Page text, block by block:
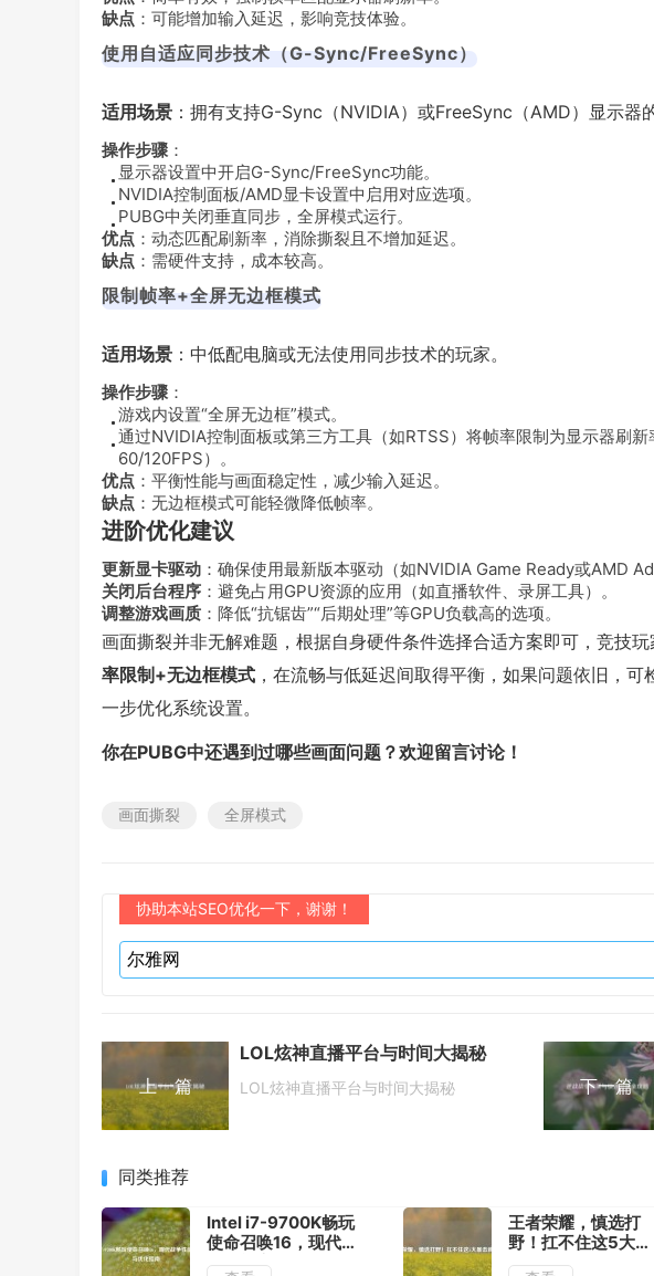
缺点 ：可能增加输入延迟，影响竞技体验。
使用自适应同步技术（G-Sync/FreeSync）
适用场景 ：拥有支持G-Sync（NVIDIA）或FreeSync（AMD）显示器
操作步骤 ：
显示器设置中开启G-Sync/FreeSync功能。
NVIDIA控制面板/AMD显卡设置中启用对应选项。
PUBG中关闭垂直同步，全屏模式运行。
优点 ：动态匹配刷新率，消除撕裂且不增加延迟。
缺点 ：需硬件支持，成本较高。
限制帧率+全屏无边框模式
适用场景 ：中低配电脑或无法使用同步技术的玩家。
操作步骤 ：
游戏内设置“全屏无边框”模式。
通过NVIDIA控制面板或第三方工具（如RTSS）将帧率限制为显示器刷
60/120FPS）。
优点 ：平衡性能与画面稳定性，减少输入延迟。
缺点 ：无边框模式可能轻微降低帧率。
进阶优化建议
更新显卡驱动 ：确保使用最新版本驱动（如NVIDIA Game Ready或AMD
关闭后台程序 ：避免占用GPU资源的应用（如直播软件、录屏工具）。
调整游戏画质 ：降低“抗锯齿”“后期处理”等GPU负载高的选项。
画面撕裂并非无解难题，根据自身硬件条件选择合适方案即可，竞技
率限制+无边框模式 ，在流畅与低延迟间取得平衡，如果问题依旧，
一步优化系统设置。
你在PUBG中还遇到过哪些画面问题？欢迎留言讨论！
画面撕裂 全屏模式
协助本站SEO优化一下，谢谢！
上一篇
LOL炫神直播平台与时间大揭秘
LOL炫神直播平台与时间大揭秘 下一篇
同类推荐
Intel i7-9700K畅玩
使命召唤16，现代战
争性能实测与优化指
王者荣耀，慎选打
野！扛不住这5大暴
击就别碰